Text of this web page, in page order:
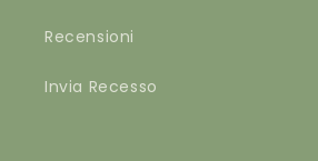
Recensioni
Invia Recesso